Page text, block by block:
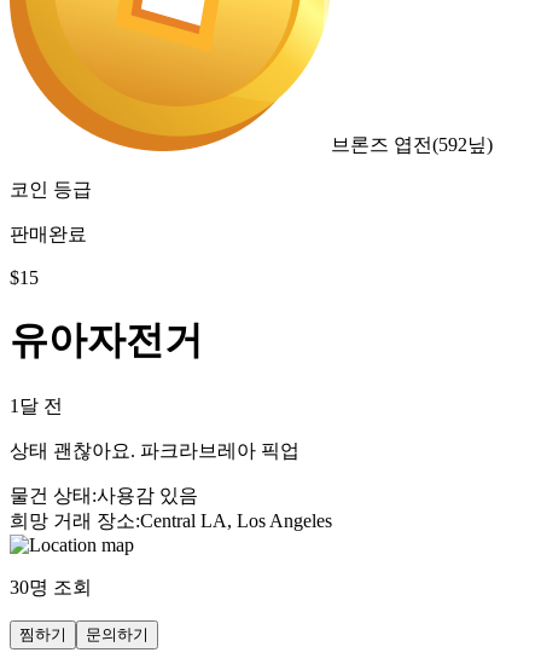
브론즈 엽전(592닢)
코인 등급
판매완료
$15
유아자전거
1달 전
상태 괜찮아요. 파크라브레아 픽업
물건 상태 :사용감 있음
희망 거래 장소:Central LA, Los Angeles
30명 조회
찜하기 문의하기